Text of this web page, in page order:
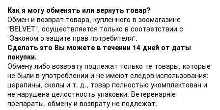
Как я могу обменять или вернуть товар?
Обмен и возврат товара, купленного в зоомагазине
"BELVET", осуществляется только в соответствии с
"Законом о защите прав потребителя".
Сделать это Вы можете в течении 14 дней от даты
покупки.
Обмену либо возврату подлежат только те товары, которые
не были в употреблении и не имеют следов использования:
царапины, сколы и т. д., товар полностью укомплектован и
не нарушена целостность упаковки. Ветеренарніе
препараты, обмену и возврату не подлежат.